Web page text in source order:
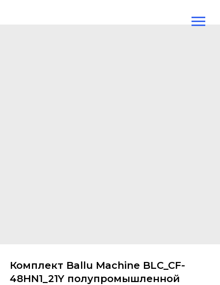
Комплект Ballu Machine BLC_CF-
48HN1_21Y полупромышленной